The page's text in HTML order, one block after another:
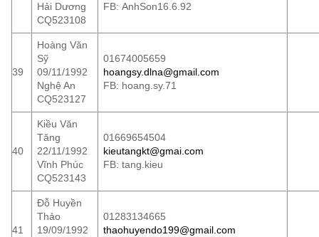
Hải Dương
CQ523108
FB: AnhSon16.6.92
39
Hoàng Văn
Sỹ
09/11/1992
Nghệ An
CQ523127
01674005659
hoangsy.dlna@gmail.com
FB: hoang.sy.71
40
Kiều Văn
Tăng
22/11/1992
Vĩnh Phúc
CQ523143
01669654504
kieutangkt@gmai.com
FB: tang.kieu
41
Đỗ Huyền
Thảo
19/09/1992
01283134665
thaohuyendo199@gmail.com